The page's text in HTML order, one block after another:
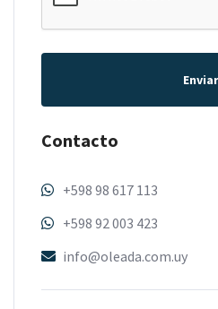
Enviar
Contacto
+598 98 617 113
+598 92 003 423
info@oleada.com.uy